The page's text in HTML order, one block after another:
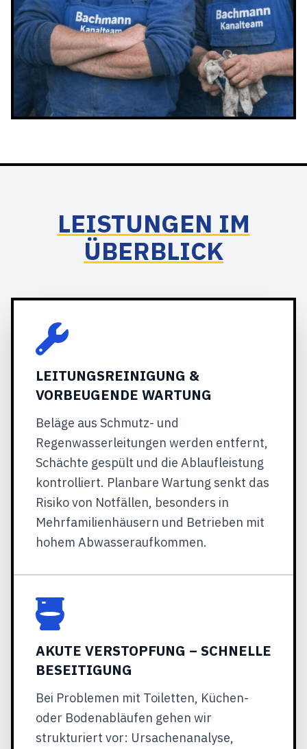
LEISTUNGEN IM
ÜBERBLICK
LEITUNGSREINIGUNG &
VORBEUGENDE WARTUNG
Beläge aus Schmutz- und
Regenwasserleitungen werden entfernt,
Schächte gespült und die Ablaufleistung
kontrolliert. Planbare Wartung senkt das
Risiko von Notfällen, besonders in
Mehrfamilienhäusern und Betrieben mit
hohem Abwasseraufkommen.
AKUTE VERSTOPFUNG – SCHNELLE
BESEITIGUNG
Bei Problemen mit Toiletten, Küchen-
oder Bodenabläufen gehen wir
strukturiert vor: Ursachenanalyse,